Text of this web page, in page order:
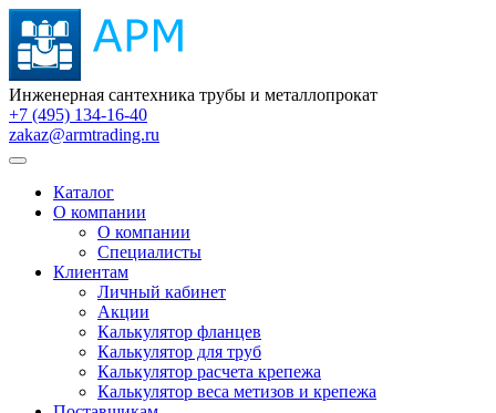
Инженерная сантехника трубы и металлопрокат
+7 (495) 134-16-40
zakaz@armtrading.ru
Каталог
О компании
О компании
Специалисты
Клиентам
Личный кабинет
Акции
Калькулятор фланцев
Калькулятор для труб
Калькулятор расчета крепежа
Калькулятор веса метизов и крепежа